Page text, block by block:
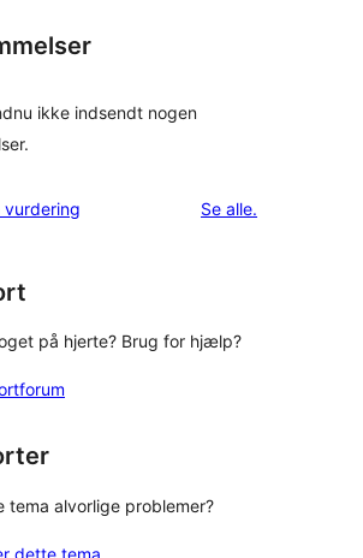
ikke indsendt nogen
vurdering Se alleanmeldelser
.
på hjerte? Brug for hjælp?
tema alvorlige problemer?
dette tema